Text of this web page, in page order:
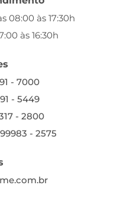
08:00 às 17:30h
às 16:30h
- 7000
- 5449
- 2800
- 2575